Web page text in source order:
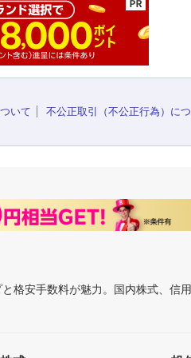
いて
不公正取引（不公正行為）に
格安手数料が魅力。国内株式、信